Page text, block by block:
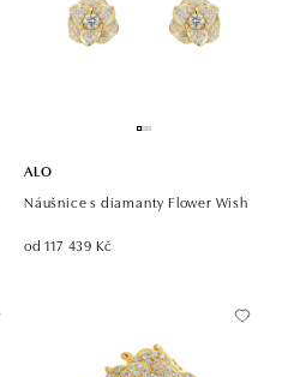
ALO
Náušnice s diamanty Flower Wish
od 117 439 Kč